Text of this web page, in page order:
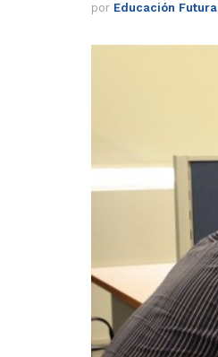
por Educación Futura